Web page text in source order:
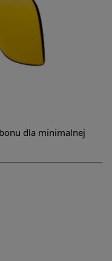
dla minimalnej